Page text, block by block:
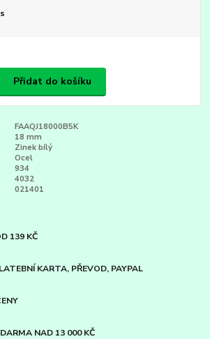
Přidat do košíku
FAAQJ18000B5K
18 mm
Zinek bílý
Ocel
934
4032
021401
139 KČ
KARTA, PŘEVOD, PAYPAL
NAD 13 000 KČ